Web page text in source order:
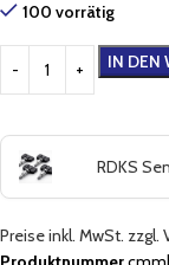
100 vorrätig
IN DEN
RDKS
Preise inkl. MwSt. zzgl.